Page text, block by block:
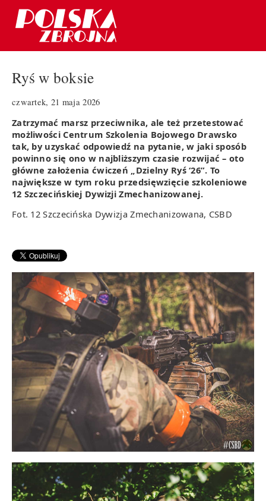
Ryś w boksie
czwartek, 21 maja 2026
Zatrzymać marsz przeciwnika, ale też przetestować
możliwości Centrum Szkolenia Bojowego Drawsko
tak, by uzyskać odpowiedź na pytanie, w jaki sposób
powinno się ono w najbliższym czasie rozwijać – oto
główne założenia ćwiczeń „Dzielny Ryś ‘26”. To
największe w tym roku przedsięwzięcie szkoleniowe
12 Szczecińskiej Dywizji Zmechanizowanej.
Fot. 12 Szczecińska Dywizja Zmechanizowana, CSBD